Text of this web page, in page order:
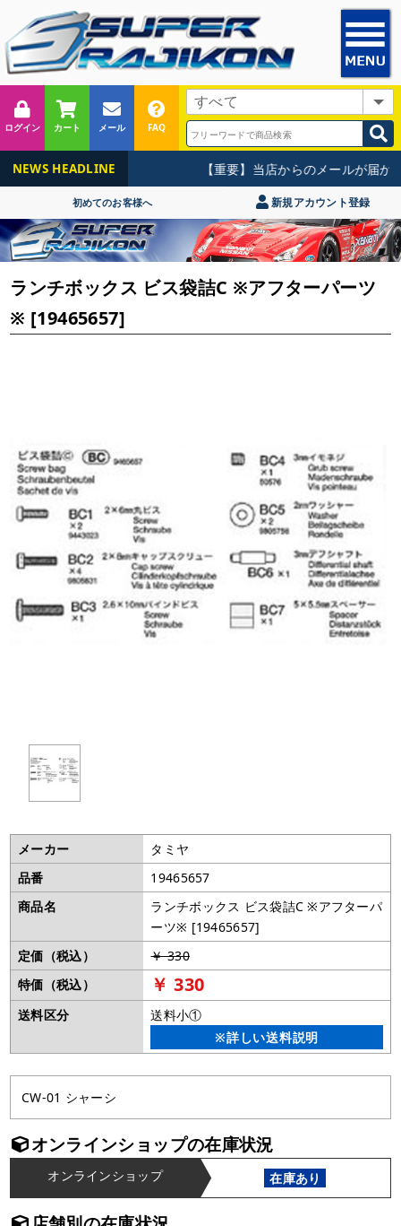
ログイン カート メール FAQ
NEWS HEADLINE 【重要】当店からのメールが届か
初めてのお客様へ 新規アカウント登録
ランチボックス ビス袋詰C ※アフターパーツ
※ [19465657]
メーカー
タミヤ
品番
19465657
商品名
ランチボックス ビス袋詰C ※アフターパ
ーツ※ [19465657]
定価（税込）
￥ 330
特価（税込）
￥ 330
送料区分
送料小①
※詳しい送料説明
CW-01 シャーシ
オンラインショップの在庫状況
オンラインショップ 在庫あり